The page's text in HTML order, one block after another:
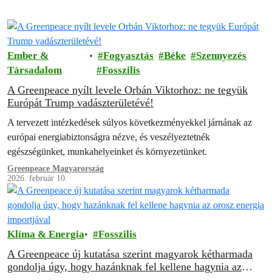
Ember &
Társadalom
Fogyasztás Béke
Szennyezés
Fosszilis
A Greenpeace nyílt levele Orbán Viktorhoz: ne tegyük
Európát Trump vadászterületévé!
A tervezett intézkedések súlyos következményekkel járnának az
európai energiabiztonságra nézve, és veszélyeztetnék
egészségünket, munkahelyeinket és környezetünket.
Greenpeace Magyarország
2026. február 10.
Klíma & Energia Fosszilis
A Greenpeace új kutatása szerint magyarok kétharmada
gondolja úgy, hogy hazánknak fel kellene hagynia az